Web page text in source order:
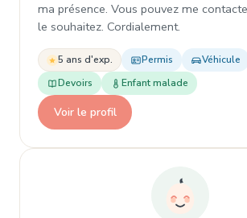
ma présence. Vous pouvez me
le souhaitez. Cordialement.
5 ans d'exp. Permis Véhicule
Devoirs
Enfant malade
Voir le profil